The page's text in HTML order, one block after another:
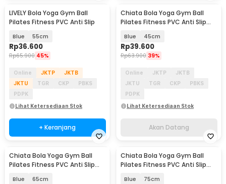
LIVELY Bola Yoga Gym Ball
Pilates Fitness PVC Anti Slip
Blue 55cm
Rp36.600
Rp65.900 45%
Online JKTP
JKTB
JKTU
TGR CKP
PBKS
PDPK
Lihat Ketersediaan Stok
+ Keranjang
Akan Datang
Chiata Bola Yoga Gym Ball
Pilates Fitness PVC Anti Slip
Blue 45cm
Rp39.600
Rp63.900 39%
Online JKTP
JKTB
JKTU
TGR CKP
PBKS
PDPK
Lihat Ketersediaan Stok
Akan Datang
Akan Datang
Chiata Bola Yoga Gym Ball
Pilates Fitness PVC Anti Slip
Blue 65cm
Akan Datang
Chiata Bola Yoga Gym Ball
Pilates Fitness PVC Anti Slip
Blue 75cm